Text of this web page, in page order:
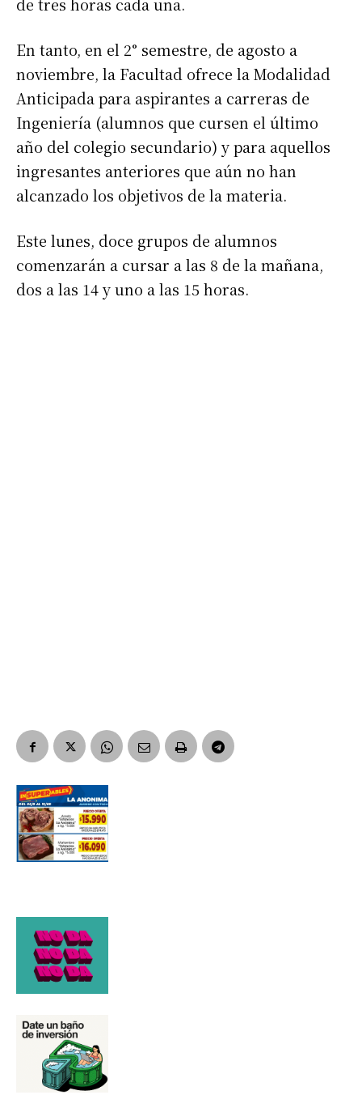
Suscribirme gratis
Dirección de correo electrónico*
Nombre
En tanto, en el 2° semestre, de agosto a
noviembre, la Facultad ofrece la Modalidad
Anticipada para aspirantes a carreras de
Ingeniería (alumnos que cursen el último
año del colegio secundario) y para aquellos
ingresantes anteriores que aún no han
alcanzado los objetivos de la materia.
Este lunes, doce grupos de alumnos
comenzarán a cursar a las 8 de la mañana,
dos a las 14 y uno a las 15 horas.